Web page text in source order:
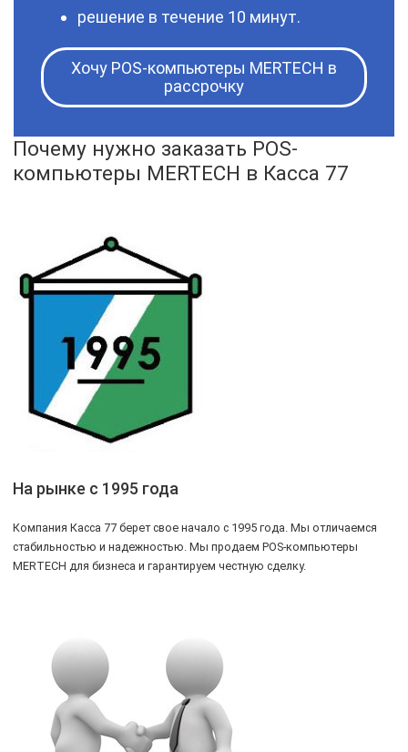
решение в течение 10 минут.
Хочу POS-компьютеры MERTECH в
рассрочку
Почему нужно заказать POS-
компьютеры MERTECH в Касса 77
На рынке с 1995 года
Компания Касса 77 берет свое начало с 1995 года. Мы отличаемся
стабильностью и надежностью. Мы продаем POS-компьютеры
MERTECH для бизнеса и гарантируем честную сделку.